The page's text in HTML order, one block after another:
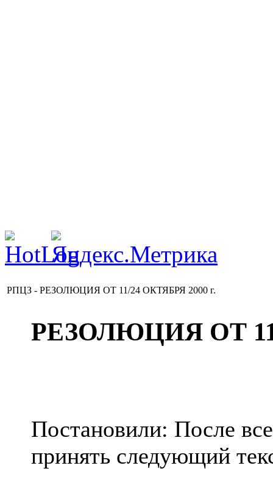
РПЦЗ - РЕЗОЛЮЦИЯ ОТ 11/24 ОКТЯБРЯ 2000 г.
РЕЗОЛЮЦИЯ ОТ
Постановили: После
принять следующий